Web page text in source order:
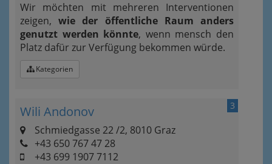
Wir möchten mit mehreren Interventionen
zeigen,wie der öffentliche Raum anders
genutzt werden könnte, wenn mensch den
Platz dafür zur Verfügung bekommen würde.
Kategorien
3
Wili Andonov
Schmiedgasse 22 /2, 8010 Graz
+43 650 767 47 28
+43 699 1907 7112